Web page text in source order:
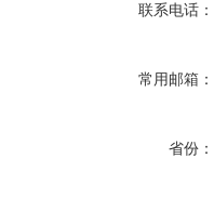
联系电话：
常用邮箱：
省份：